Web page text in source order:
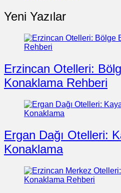
Yeni Yazılar
Erzincan Otelleri:
Konaklama Rehberi
Ergan Dağı Otelleri:
Konaklama